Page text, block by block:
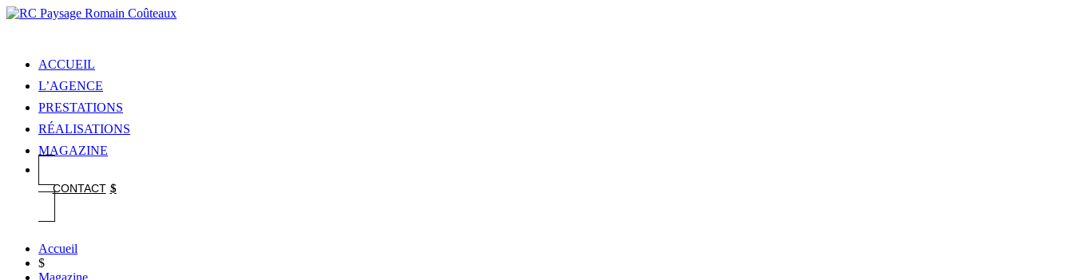
ACCUEIL
L’AGENCE
PRESTATIONS
RÉALISATIONS
MAGAZINE
CONTACT
Accueil
$
Magazine